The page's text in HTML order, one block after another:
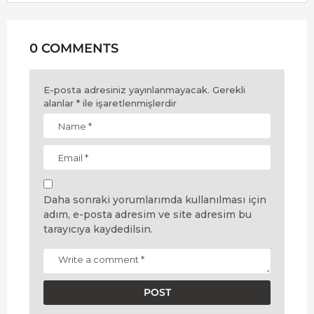
0 COMMENTS
E-posta adresiniz yayınlanmayacak. Gerekli
alanlar * ile işaretlenmişlerdir
Daha sonraki yorumlarımda kullanılması için
adım, e-posta adresim ve site adresim bu
tarayıcıya kaydedilsin.